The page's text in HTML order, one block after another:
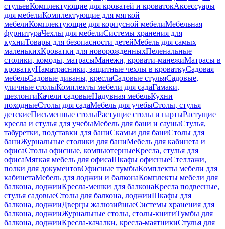
стульевКомплектующие для кроватей и кроватокАксессуары
для мебелиКомплектующие для мягкой
мебелиКомплектующие для корпусной мебелиМебельная
фурнитураЧехлы для мебелиСистемы хранения для
кухниТовары для безопасности детейМебель для самых
маленькихКроватки для новорожденныхПеленальные
столики, комоды, матрасыМанежи, кровати-манежиМатрасы в
кроваткуНаматрасники, защитные чехлы в кроваткуСадовая
мебельСадовые диваны, креслаСадовые стульяСадовые,
уличные столыКомплекты мебели для садаГамаки,
шезлонгиКачели садовыеНадувная мебельКухни
походныеСтолы для садаМебель для учебыСтолы, стулья
детскиеПисьменные столыРастущие столы и партыРастущие
кресла и стулья для учебыМебель для бани и сауныСтулья,
табуретки, подставки для баниСкамьи для баниСтолы для
баниЖурнальные столики для баниМебель для кабинета и
офисаСтолы офисные, компьютерныеКресла, стулья для
офисаМягкая мебель для офисаШкафы офисныеСтеллажи,
полки для документовОфисные тумбыКомплекты мебели для
кабинетаМебель для лоджии и балконаКомплекты мебели для
балкона, лоджииКресла-мешки для балконаКресла подвесные,
стулья садовыеСтолы для балкона, лоджииШкафы для
балкона, лоджииДверцы жалюзийныеСистемы хранения для
балкона, лоджииЖурнальные столы, столы-книгиТумбы для
балкона, лоджииКресла-качалки, кресла-маятникиСтулья для